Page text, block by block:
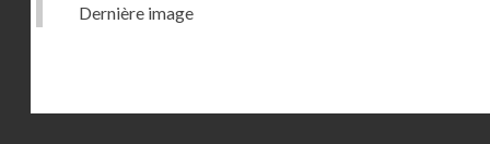
Dernière image